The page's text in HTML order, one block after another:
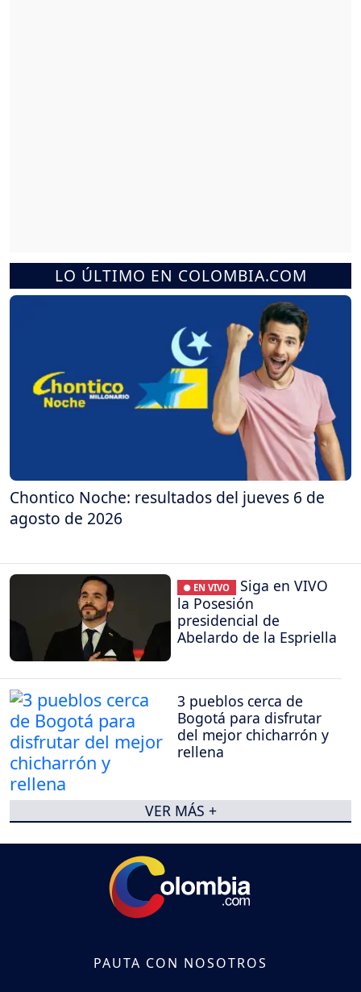
LO ÚLTIMO EN COLOMBIA.COM
Chontico Noche: resultados del jueves 6 de
agosto de 2026
● EN VIVO
Siga en VIVO
la Posesión
presidencial de
Abelardo de la Espriella
3 pueblos cerca de
Bogotá para disfrutar
del mejor chicharrón y
rellena
VER MÁS +
PAUTA CON NOSOTROS